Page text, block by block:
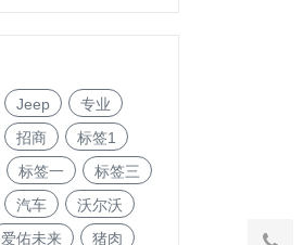
Jeep
专业
招商
标签1
标签一
标签三
汽车
沃尔沃
爱佑未来
猪肉